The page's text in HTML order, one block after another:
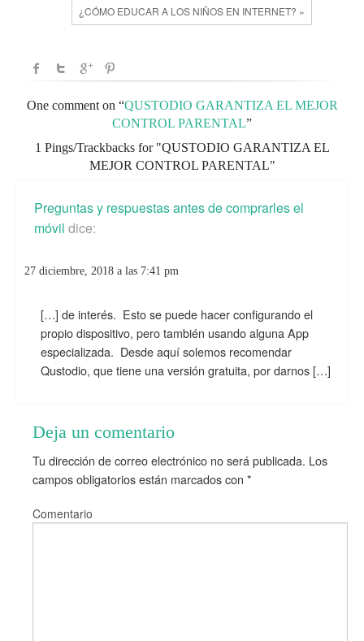
¿CÓMO EDUCAR A LOS NIÑOS EN INTERNET? »
One comment on “QUSTODIO GARANTIZA EL MEJOR
CONTROL PARENTAL”
1 Pings/Trackbacks for "QUSTODIO GARANTIZA EL
MEJOR CONTROL PARENTAL"
Preguntas y respuestas antes de comprarles el
móvil dice:
27 diciembre, 2018 a las 7:41 pm
[…] de interés. Esto se puede hacer configurando el
propio dispositivo, pero también usando alguna App
especializada. Desde aquí solemos recomendar
Qustodio, que tiene una versión gratuita, por darnos […]
Deja un comentario
Tu dirección de correo electrónico no será publicada. Los
campos obligatorios están marcados con *
Comentario